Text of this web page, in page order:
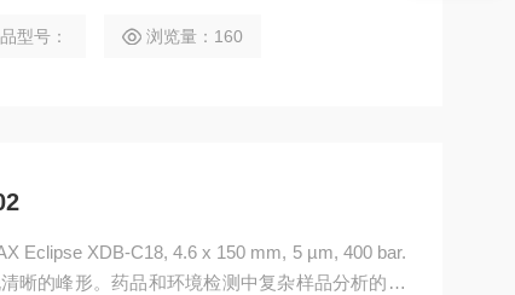
型号： 浏览量：160
Eclipse XDB-C18, 4.6 x 150 mm, 5 µm, 400 bar.
晰的峰形。药品和环境检测中复杂样品分析的理